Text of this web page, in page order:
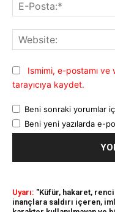
Ismimi, e-postamı
tarayıcıya kaydet.
Beni sonraki yorumlar
Beni yeni yazılarda e-
Uyarı: "Küfür, hakaret,
inançlara saldırı içeren,